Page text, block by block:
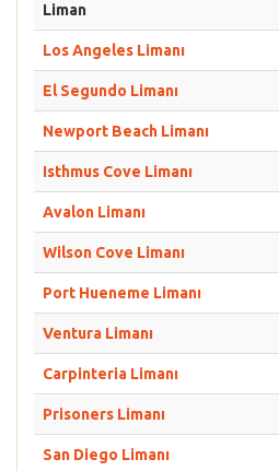
Liman
Los Angeles Limanı
El Segundo Limanı
Newport Beach Limanı
Isthmus Cove Limanı
Avalon Limanı
Wilson Cove Limanı
Port Hueneme Limanı
Ventura Limanı
Carpinteria Limanı
Prisoners Limanı
San Diego Limanı